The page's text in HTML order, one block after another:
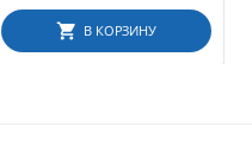
В КОРЗИНУ